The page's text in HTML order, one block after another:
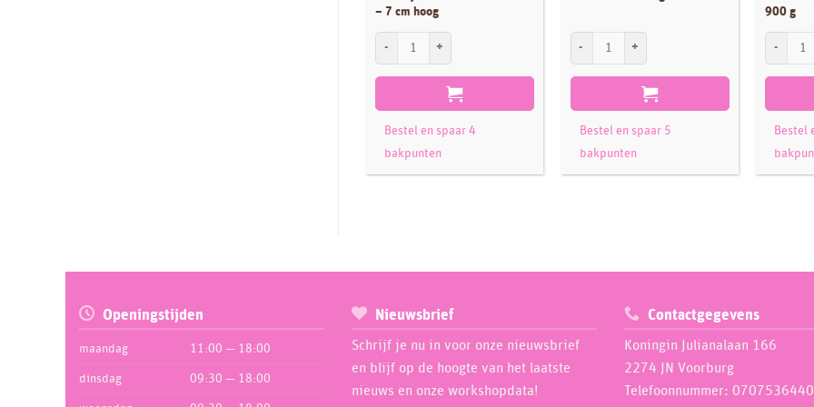
FPC Sugarcraft
Ginger Ray
Glytter
Günthart
– 7 cm hoog
Bestel en spaar 4
bakpunten
Bestel en spaar 5
bakpunten
900 g
Bestel
Openingstijden
maandag 11:00 — 18:00
dinsdag 09:30 — 18:00
Nieuwsbrief
Schrijf je nu in voor onze nieuwsbrief
en blijf op de hoogte van het laatste
nieuws en onze workshopdata!
Contactgegevens
Koningin Julianalaan 166
2274 JN Voorburg
Telefoonnummer: 0707536440